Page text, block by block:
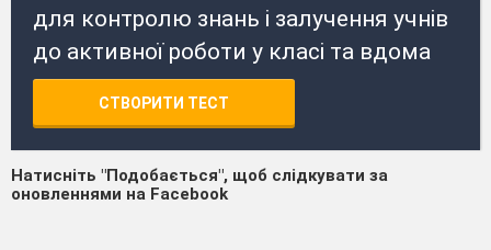
для контролю знань і залучення учнів
до активної роботи у класі та вдома
СТВОРИТИ ТЕСТ
Натисніть "Подобається", щоб слідкувати за
оновленнями на Facebook